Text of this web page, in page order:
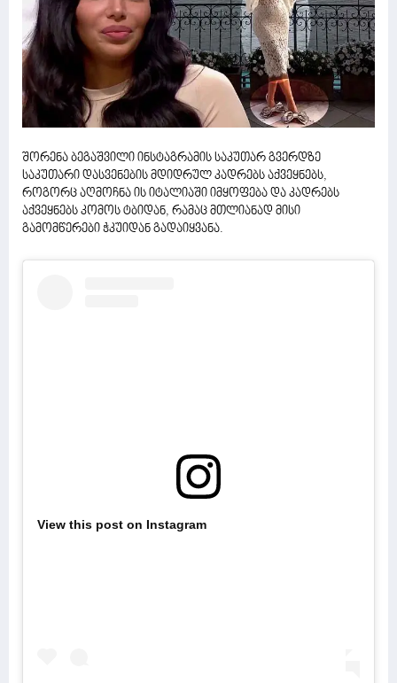
შორენა ბეგაშვილი ინსტაგრამის საკუთარ გვერდზე
საკუთარი დასვენების მდიდრულ კადრებს აქვეყნებს,
როგორც აღმოჩნა ის იტალიაში იმყოფება და კადრებს
აქვეყნებს კომოს ტბიდან, რამაც მთლიანად მისი
გამომწერები ჭკუიდან გადაიყვანა.
View this post on Instagram